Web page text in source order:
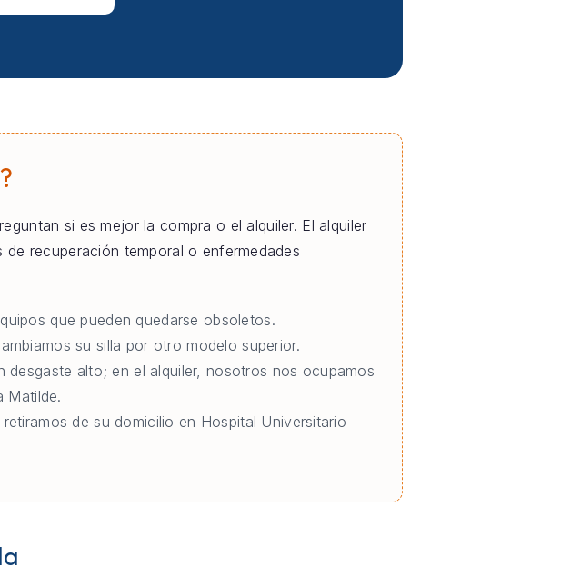
si es mejor la compra o el alquiler. El alquiler
recuperación temporal o enfermedades
que pueden quedarse obsoletos.
su silla por otro modelo superior.
desgaste alto; en el alquiler, nosotros nos ocupamos
Matilde.
de su domicilio en Hospital Universitario